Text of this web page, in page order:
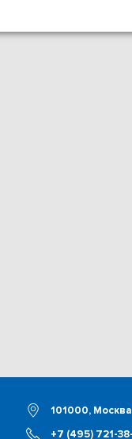
101000,
+7 (495) 721-